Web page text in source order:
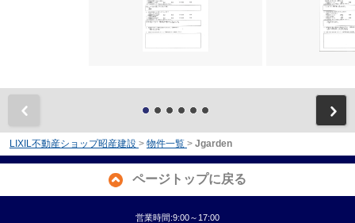
LIXIL不動産ショップ昭産建設 > 物件一覧 > Jgarden
ページトップに戻る
営業時間:9:00～17:00